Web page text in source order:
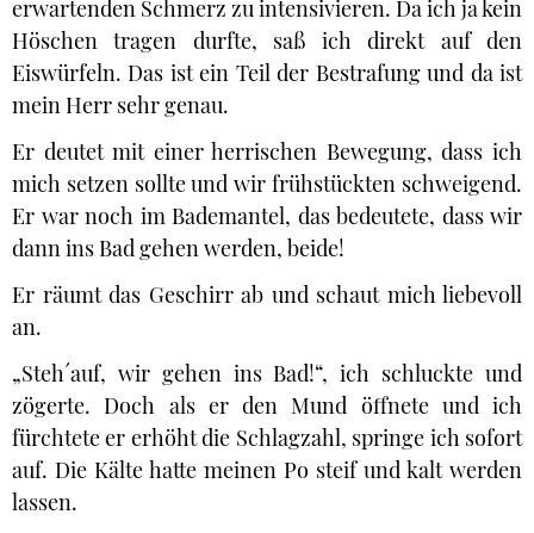
erwartenden Schmerz zu intensivieren. Da ich ja kein
Höschen tragen durfte, saß ich direkt auf den
Eiswürfeln. Das ist ein Teil der Bestrafung und da ist
mein Herr sehr genau.
Er deutet mit einer herrischen Bewegung, dass ich
mich setzen sollte und wir frühstückten schweigend.
Er war noch im Bademantel, das bedeutete, dass wir
dann ins Bad gehen werden, beide!
Er räumt das Geschirr ab und schaut mich liebevoll
an.
„Steh´auf, wir gehen ins Bad!“, ich schluckte und
zögerte. Doch als er den Mund öffnete und ich
fürchtete er erhöht die Schlagzahl, springe ich sofort
auf. Die Kälte hatte meinen Po steif und kalt werden
lassen.